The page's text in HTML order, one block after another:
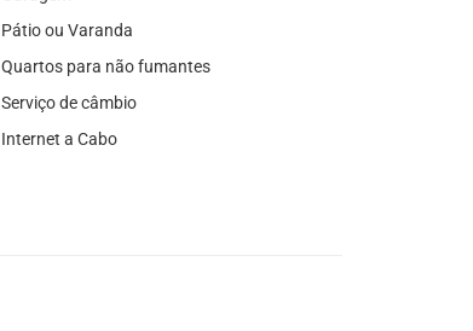
Pátio ou Varanda
Quartos para não fumantes
Serviço de câmbio
Internet a Cabo